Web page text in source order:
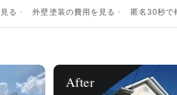
る 外壁塗装の費用を見る 匿名30秒で
After